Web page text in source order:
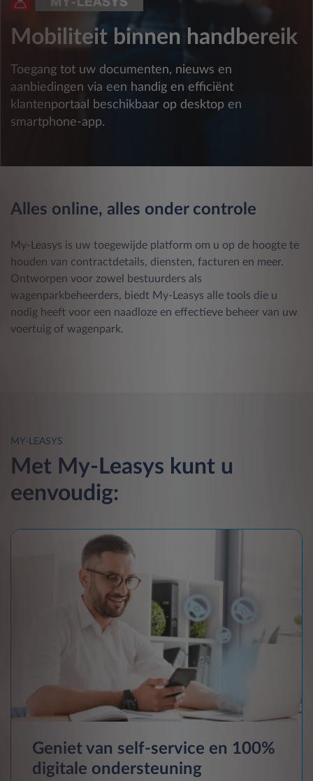
Mobiliteit binnen handbereik
Toegang tot uw documenten, nieuws en
aanbiedingen via een handig en efficiënt
klantenportaal beschikbaar op desktop en
smartphone-app.
Alles online, alles onder controle
My-Leasys is uw toegewijde platform om u op de hoogte te
houden van contractdetails, diensten, facturen en meer.
Ontworpen voor zowel bestuurders als
wagenparkbeheerders, biedt My-Leasys alle tools die u
nodig heeft voor een naadloze en effectieve beheer van uw
voertuig of wagenpark.
MY-LEASYS
Met My-Leasys kunt u
eenvoudig:
Geniet van self-service en 100%
digitale ondersteuning